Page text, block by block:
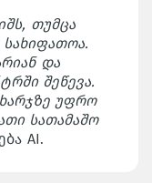
თუმცა
და
შეწევა.
უფრო
სათამაშო
AI.